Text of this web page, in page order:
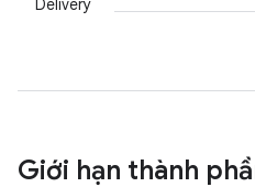
Delivery
Giới hạn thành